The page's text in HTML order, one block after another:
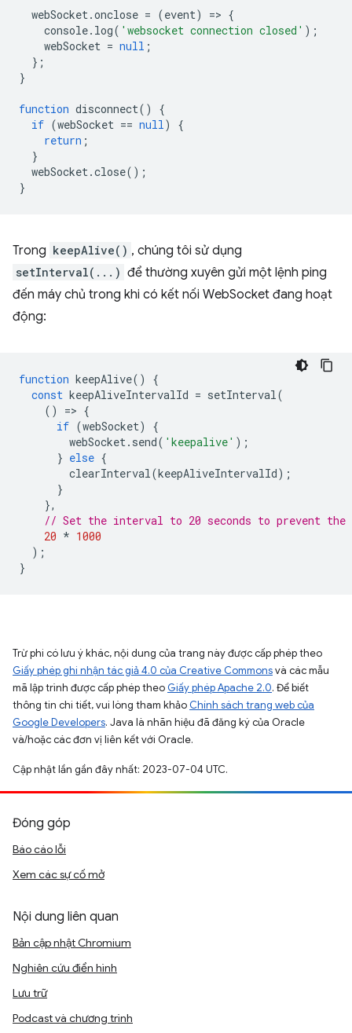
webSocket.onclose = (event) => {
console. log( 'websocket connection closed' );
webSocket = null ;
};
}
function disconnect()
{
if (webSocket == null)
{
return ;
}
webSocket.close();
}
Trong keepAlive() , chúng tôi sử dụng
setInterval(...) để thường xuyên gửi một lệnh ping
đến máy chủ trong khi có kết nối WebSocket đang hoạt
động:
function keepAlive()
{
const keepAliveIntervalId = setInterval(
()
=> {
if (webSocket)
{
webSocket. send( 'keepalive' );
} else {
clearInterval(keepAliveIntervalId);
}
},
// Set the interval to 20 seconds to prevent the
20 * 1000
);
}
Trừ phi có lưu ý khác, nội dung của trang này được cấp phép theo
Giấy phép ghi nhận tác giả 4.0 của Creative Commonsvà các mẫu
mã lập trình được cấp phép theo Giấy phép Apache 2.0. Để biết
thông tin chi tiết, vui lòng tham khảo Chính sách trang web của
Google Developers. Java là nhãn hiệu đã đăng ký của Oracle
và/hoặc các đơn vị liên kết với Oracle.
Cập nhật lần gần đây nhất: 2023-07-04 UTC.
Đóng góp
Báo cáo lỗi
Xem các sự cố mở
Nội dung liên quan
Bản cập nhật Chromium
Nghiên cứu điển hình
Lưu trữ
Podcast và chương trình